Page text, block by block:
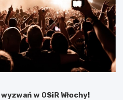
w OSiR Włochy!